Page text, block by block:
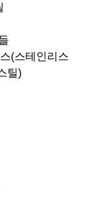
(스테인리스
틸)